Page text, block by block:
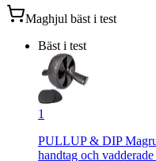
Maghjul bäst i test
Bäst i test
1
PULLUP & DIP
handtag och